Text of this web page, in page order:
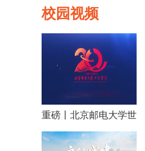
校园视频
重磅丨北京邮电大学世
纪学院建院20周年宣